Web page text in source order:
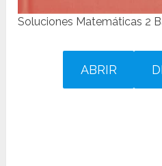
Soluciones Matemáticas 2
ABRIR